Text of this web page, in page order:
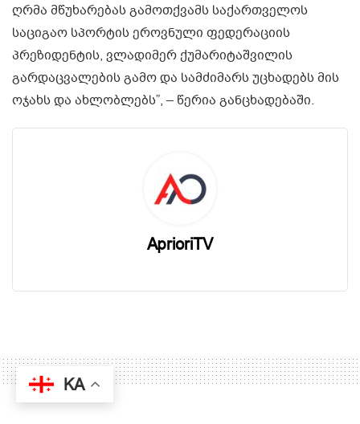
ღრმა მწუხარებას გამოთქვამს საქართველოს
საციგაო სპორტის ეროვნული ფედერაციის
პრეზიდენტის, ვლადიმერ ქუმარიტაშვილის
გარდაცვალების გამო და სამძიმარს უცხადებს მის
ოჯახს და ახლობლებს”, – წერია განცხადებაში.
AprioriTV
KA